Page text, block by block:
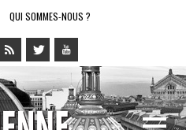
QUI SOMMES-NOUS ?